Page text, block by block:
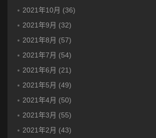
2021年10月 (36)
2021年9月 (32)
2021年8月 (57)
2021年7月 (54)
2021年6月 (21)
2021年5月 (49)
2021年4月 (50)
2021年3月 (55)
2021年2月 (43)